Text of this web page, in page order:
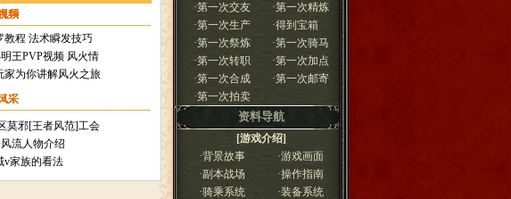
·第一次交友 ·第一次精炼
·第一次生产 ·得到宝箱
·第一次祭炼 ·第一次骑马
·第一次转职 ·第一次加点
·第一次合成 ·第一次邮寄
·第一次拍卖
资料导航
[游戏介绍]
·背景故事 ·游戏画面
·副本战场 ·操作指南
·骑乘系统 ·装备系统